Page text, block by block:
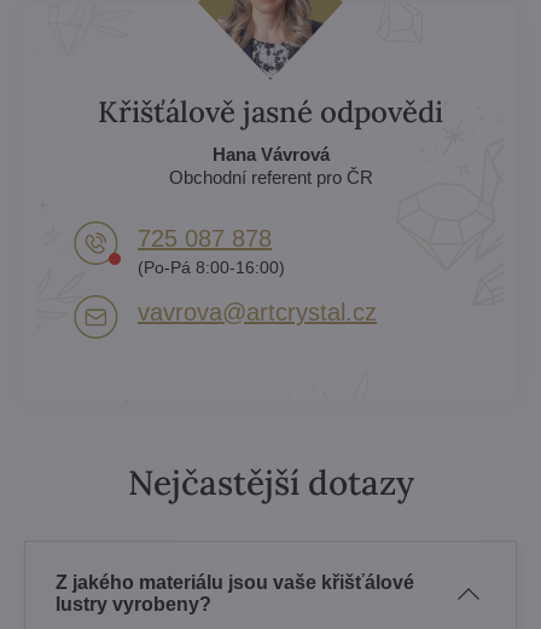
Křišťálově jasné odpovědi
Hana Vávrová
Obchodní referent pro ČR
725 087 878​
(Po-Pá 8:00-16:00)
vavrova​@artcrystal​.cz
Nejčastější dotazy
Z jakého materiálu jsou vaše křišťálové
lustry vyrobeny?